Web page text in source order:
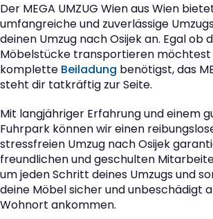
Der MEGA UMZUG Wien aus Wien
umfangreiche und zuverlässige
deinen Umzug nach Osijek an. Egal ob
Möbelstücke transportieren möchtest
komplette Beiladung benötigst, das
steht dir tatkräftig zur Seite.
Mit langjähriger Erfahrung und einem
Fuhrpark können wir einen
stressfreien Umzug nach Osijek
freundlichen und geschulten
um jeden Schritt deines Umzugs und
deine Möbel sicher und unbeschädigt
Wohnort ankommen.